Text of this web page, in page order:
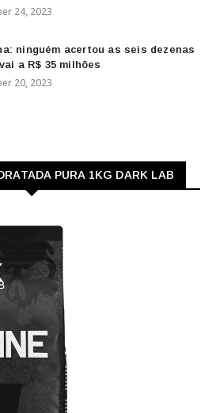
24, 2023
ninguém acertou as seis dezenas
a R$ 35 milhões
20, 2023
PURA 1KG DARK LAB